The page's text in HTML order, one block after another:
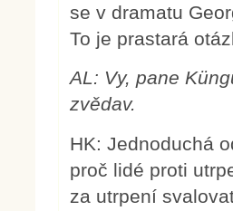
se v dramatu
To je prastará
AL: Vy, pane
zvědav.
HK: Jednoduchá
proč lidé proti
za utrpení